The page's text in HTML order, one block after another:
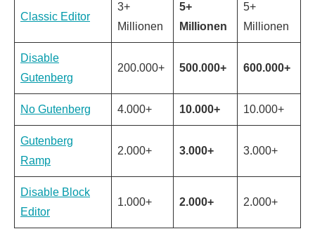
Classic Editor
3+
Millionen
5+
Millionen
5+
Millionen
Disable
Gutenberg
200.000+ 500.000+ 600.000+
No Gutenberg 4.000+ 10.000+ 10.000+
Gutenberg
Ramp
2.000+ 3.000+ 3.000+
Disable Block
Editor
1.000+ 2.000+ 2.000+